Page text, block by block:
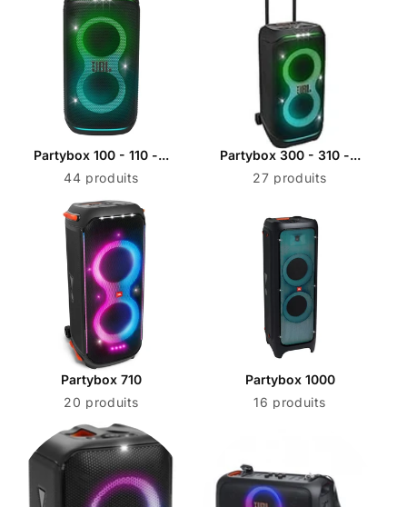
Partybox 100 - 110 -...
44 produits
Partybox 300 - 310 -...
27 produits
Partybox 710
20 produits
Partybox 1000
16 produits